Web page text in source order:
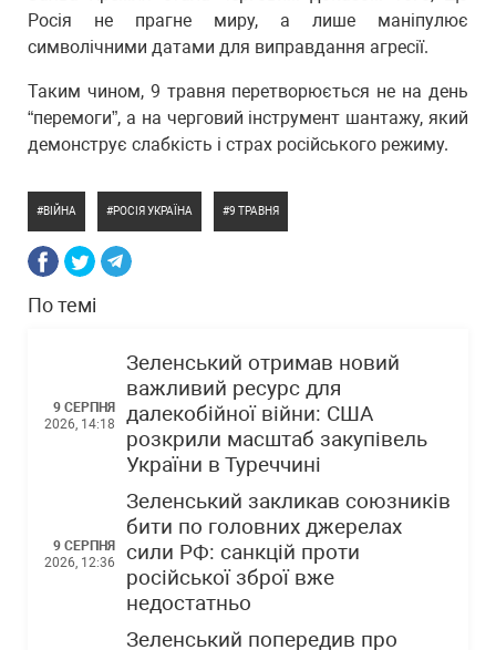
Росія не прагне миру, а лише маніпулює
символічними датами для виправдання агресії.
Таким чином, 9 травня перетворюється не на день
“перемоги”, а на черговий інструмент шантажу, який
демонструє слабкість і страх російського режиму.
ВІЙНА РОСІЯ УКРАЇНА 9 ТРАВНЯ
По темі
9 СЕРПНЯ
2026, 14:18
Зеленський отримав новий
важливий ресурс для
далекобійної війни: США
розкрили масштаб закупівель
України в Туреччині
9 СЕРПНЯ
2026, 12:36
Зеленський закликав союзників
бити по головних джерелах
сили РФ: санкцій проти
російської зброї вже
недостатньо
Зеленський попередив про